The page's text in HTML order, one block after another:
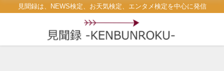
見聞録は、NEWS検定、お天気検定、エンタメ検定を中心に発信